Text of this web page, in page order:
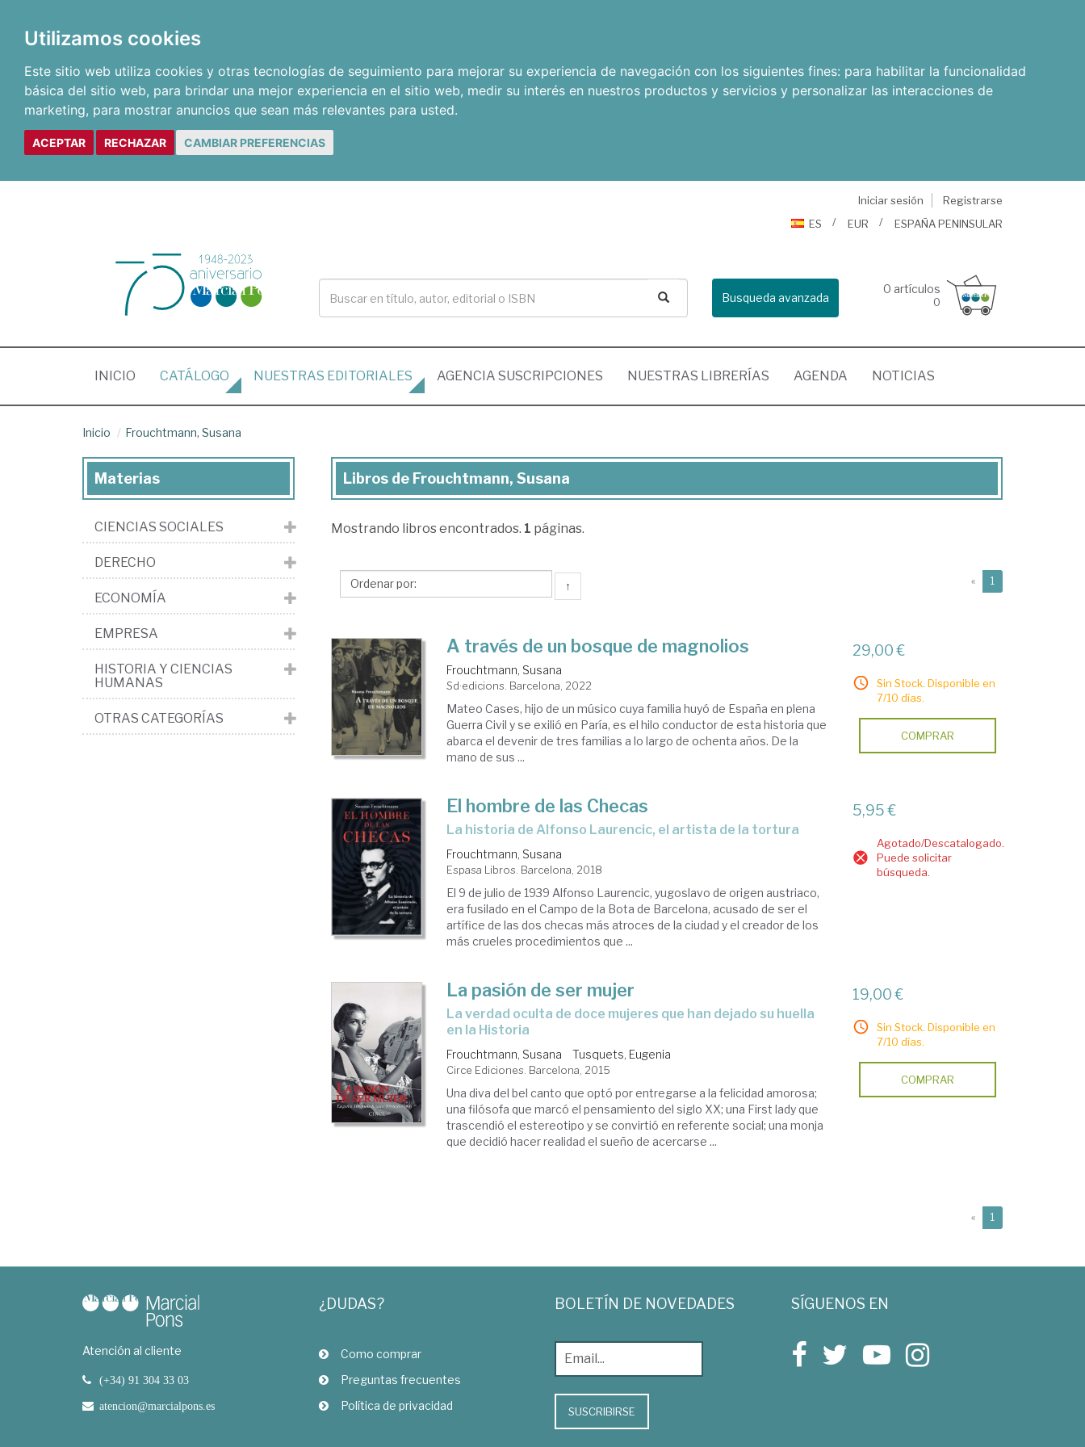
Utilizamos cookies
Este sitio web utiliza cookies y otras tecnologías de seguimiento para mejorar su experiencia de navegación con los siguientes fines: para habilitar la funcionalidad
básica del sitio web, para brindar una mejor experiencia en el sitio web, medir su interés en nuestros productos y servicios y personalizar las interacciones de
marketing, para mostrar anuncios que sean más relevantes para usted.
ACEPTAR RECHAZAR CAMBIAR PREFERENCIAS
Iniciar sesión
Registrarse
ES
EUR ESPAÑA PENINSULAR
Busqueda avanzada
0 artículos
0
INICIO (CURRENT)
CATÁLOGO NUESTRAS EDITORIALES AGENCIA SUSCRIPCIONES NUESTRAS LIBRERÍAS AGENDA NOTICIAS
Inicio Frouchtmann, Susana
Libros
Frouchtmann,
Libros de Frouchtmann, Susana
Mostrando libros encontrados. 1 páginas.
↑ « 1
A través de un bosque de magnolios
Frouchtmann, Susana
Sd·edicions. Barcelona, 2022
Mateo Cases, hijo de un músico cuya familia huyó de España en plena
Guerra Civil y se exilió en Paría, es el hilo conductor de esta historia que
abarca el devenir de tres familias a lo largo de ochenta años. De la
mano de sus ...
29,00 €
Sin Stock. Disponible en
7/10 días.
COMPRAR
El hombre de las Checas
la historia de Alfonso Laurencic, el artista de la tortura
Frouchtmann, Susana
Espasa Libros. Barcelona, 2018
El 9 de julio de 1939 Alfonso Laurencic, yugoslavo de origen austriaco,
era fusilado en el Campo de la Bota de Barcelona, acusado de ser el
artífice de las dos checas más atroces de la ciudad y el creador de los
más crueles procedimientos que ...
5,95 €
Agotado/Descatalogado.
Puede solicitar
búsqueda.
La pasión de ser mujer
la verdad oculta de doce mujeres que han dejado su huella
en la Historia
Frouchtmann, Susana Tusquets, Eugenia
Circe Ediciones. Barcelona, 2015
Una diva del bel canto que optó por entregarse a la felicidad amorosa;
una filósofa que marcó el pensamiento del siglo XX; una First lady que
trascendió el estereotipo y se convirtió en referente social; una monja
que decidió hacer realidad el sueño de acercarse ...
19,00 €
Sin Stock. Disponible en
7/10 días.
COMPRAR
« 1
Materias
CIENCIAS SOCIALES
DERECHO
ECONOMÍA
EMPRESA
HISTORIA Y CIENCIAS
HUMANAS
OTRAS CATEGORÍAS
Atención al cliente
(+34) 91 304 33 03
atencion@marcialpons.es
¿DUDAS?
Como comprar
Preguntas frecuentes
Política de privacidad
BOLETÍN DE NOVEDADES
SUSCRIBIRSE
SÍGUENOS EN